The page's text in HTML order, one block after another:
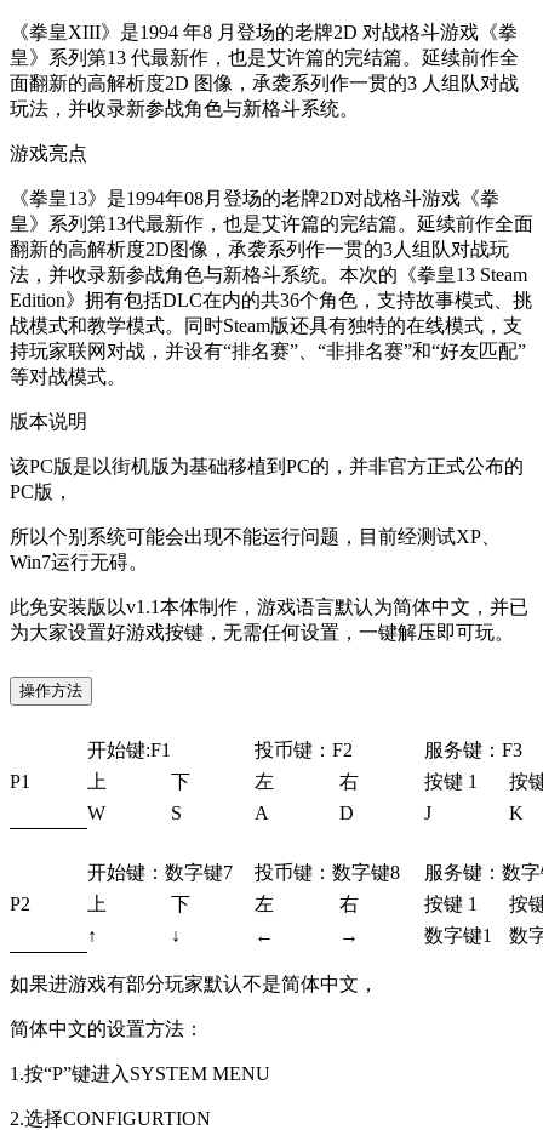
《拳皇XIII》是1994 年8 月登场的老牌2D 对战格斗游戏《拳
皇》系列第13 代最新作，也是艾许篇的完结篇。延续前作全
面翻新的高解析度2D 图像，承袭系列作一贯的3 人组队对战
玩法，并收录新参战角色与新格斗系统。
游戏亮点
《拳皇13》是1994年08月登场的老牌2D对战格斗游戏《拳
皇》系列第13代最新作，也是艾许篇的完结篇。延续前作全面
翻新的高解析度2D图像，承袭系列作一贯的3人组队对战玩
法，并收录新参战角色与新格斗系统。本次的《拳皇13 Steam
Edition》拥有包括DLC在内的共36个角色，支持故事模式、挑
战模式和教学模式。同时Steam版还具有独特的在线模式，支
持玩家联网对战，并设有“排名赛”、“非排名赛”和“好友匹配”
等对战模式。
版本说明
该PC版是以街机版为基础移植到PC的，并非官方正式公布的
PC版，
所以个别系统可能会出现不能运行问题，目前经测试XP、
Win7运行无碍。
此免安装版以v1.1本体制作，游戏语言默认为简体中文，并已
为大家设置好游戏按键，无需任何设置，一键解压即可玩。
操作方法
P1
开始键:F1 投币键：F2
服务键：F3
上
下 左 右 按键 1
按
W
S A D J K
P2
开始键：数字键7 投币键：数字键8
服务键：数
上
下 左 右 按键 1
按
↑
↓ ← → 数字键1 数
如果进游戏有部分玩家默认不是简体中文，
简体中文的设置方法：
1.按“P”键进入SYSTEM MENU
2.选择CONFIGURTION